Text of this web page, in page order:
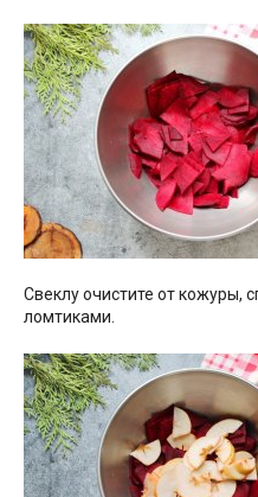
Свеклу очистите от кожуры,
ломтиками.